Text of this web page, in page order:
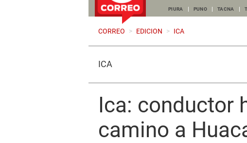
PIURA PUNO TACNA
CORREO > EDICION > ICA
ICA
Ica: conductor
camino a